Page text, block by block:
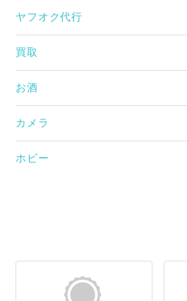
ヤフオク代行
買取
お酒
カメラ
ホビー